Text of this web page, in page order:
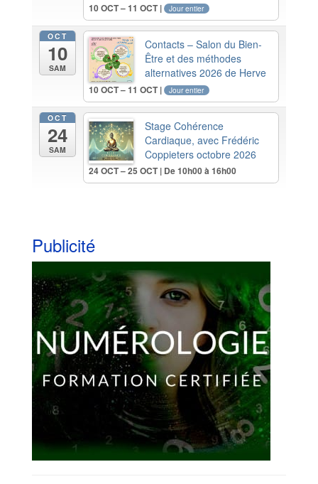
10 OCT – 11 OCT | Jour entier
OCT
10
SAM
Contacts – Salon du Bien-
Être et des méthodes
alternatives 2026 de Herve
10 OCT – 11 OCT | Jour entier
OCT
24
SAM
Stage Cohérence
Cardiaque, avec Frédéric
Coppieters octobre 2026
24 OCT – 25 OCT | De 10h00 à 16h00
Publicité